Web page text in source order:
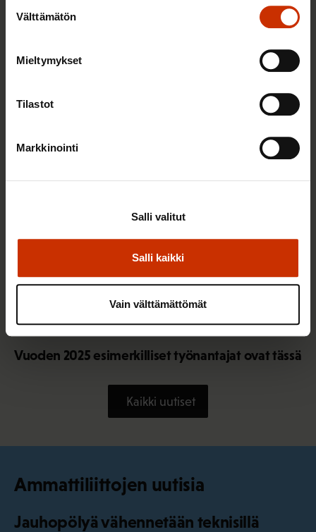
valinta
Välttämätön
Mieltymykset
Tilastot
Markkinointi
Salli kaikki
Salli valitut
Vain välttämättömät
Työaikaisella ruokailulla on väliä – lue vinkit
TERVE JA HYVÄ TYÖELÄMÄ
9.2.2026 12:56
Vuoden 2025 esimerkilliset työnantajat ovat tässä
Kaikki uutiset
Ammattiliittojen uutisia
Jauhopölyä vähennetään teknisillä